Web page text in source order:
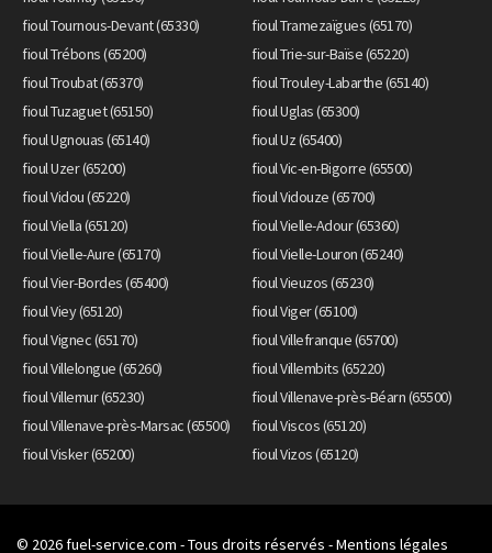
fioul Tournous-Devant (65330)
fioul Tramezaïgues (65170)
fioul Trébons (65200)
fioul Trie-sur-Baïse (65220)
fioul Troubat (65370)
fioul Trouley-Labarthe (65140)
fioul Tuzaguet (65150)
fioul Uglas (65300)
fioul Ugnouas (65140)
fioul Uz (65400)
fioul Uzer (65200)
fioul Vic-en-Bigorre (65500)
fioul Vidou (65220)
fioul Vidouze (65700)
fioul Viella (65120)
fioul Vielle-Adour (65360)
fioul Vielle-Aure (65170)
fioul Vielle-Louron (65240)
fioul Vier-Bordes (65400)
fioul Vieuzos (65230)
fioul Viey (65120)
fioul Viger (65100)
fioul Vignec (65170)
fioul Villefranque (65700)
fioul Villelongue (65260)
fioul Villembits (65220)
fioul Villemur (65230)
fioul Villenave-près-Béarn (65500)
fioul Villenave-près-Marsac (65500)
fioul Viscos (65120)
fioul Visker (65200)
fioul Vizos (65120)
© 2026fuel-service.com - Tous droits réservés -Mentions légales